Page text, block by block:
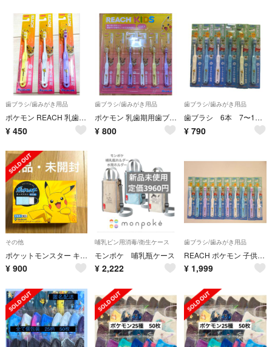
歯ブラシ/歯みがき用品
ポケモン REACH 乳歯期用歯ブラシ 3本セット
¥ 450
歯ブラシ/歯みがき用品
ポケモン 乳歯期用歯ブラシ 子供用歯ブラシ 6本セット
¥ 800
歯ブラシ/歯みがき用品
歯ブラシ 6本 7〜12才 ポケットモンスター 白3本 青3本 新品
¥ 790
その他
ポケットモンスター キッズマスク 子供用サイズ 個包装 30枚入
¥ 900
哺乳ビン用消毒/衛生ケース
モンポケ 哺乳瓶ケース
¥ 2,222
歯ブラシ/歯みがき用品
REACH ポケモン 子供用歯ブラシ 10本セット
¥ 1,999